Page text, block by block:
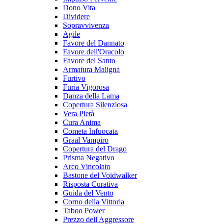
Dono Vita
Dividere
Sopravvivenza
Agile
Favore del Dannato
Favore dell'Oracolo
Favore del Santo
Armatura Maligna
Furtivo
Furia Vigorosa
Danza della Lama
Copertura Silenziosa
Vera Pietà
Cura Anima
Cometa Infuocata
Graal Vampiro
Copertura del Drago
Prisma Negativo
Arco Vincolato
Bastone del Voidwalker
Risposta Curativa
Guida del Vento
Corno della Vittoria
Taboo Power
Prezzo dell'Aggressore